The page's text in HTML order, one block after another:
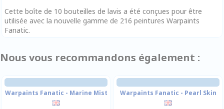
Cette boîte de 10 bouteilles de lavis a été conçues pour être
utilisée avec la nouvelle gamme de 216 peintures Warpaints
Fanatic.
Nous vous recommandons également :
Warpaints Fanatic - Marine Mist Warpaints Fanatic - Pearl Skin